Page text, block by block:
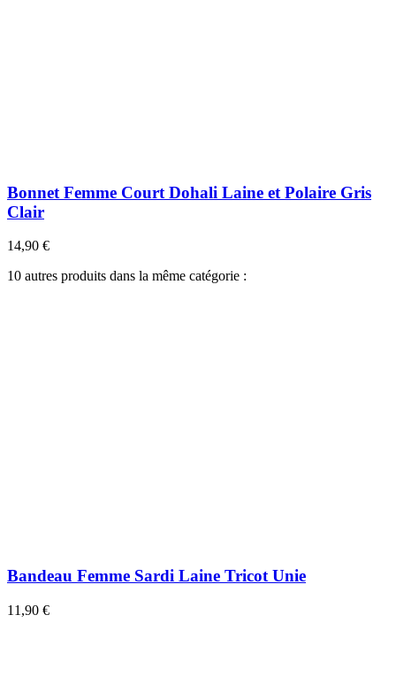
Bonnet Femme Court Dohali Laine et Polaire Gris
Clair
14,90 €
10 autres produits dans la même catégorie :
Bandeau Femme Sardi Laine Tricot Unie
11,90 €